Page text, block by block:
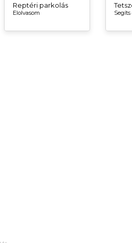
Reptéri parkolás
Elolvasom Segíts